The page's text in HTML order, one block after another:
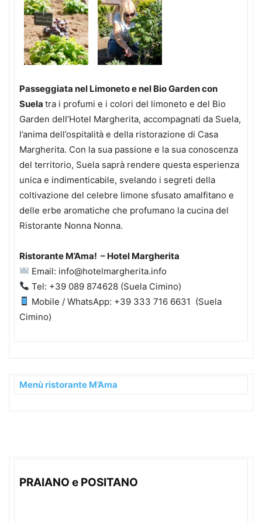
Passeggiata nel Limoneto e nel Bio Garden con
Suela tra i profumi e i colori del limoneto e del Bio
Garden dell’Hotel Margherita, accompagnati da Suela,
l’anima dell’ospitalità e della ristorazione di Casa
Margherita. Con la sua passione e la sua conoscenza
del territorio, Suela saprà rendere questa esperienza
unica e indimenticabile, svelando i segreti della
coltivazione del celebre limone sfusato amalfitano e
delle erbe aromatiche che profumano la cucina del
Ristorante Nonna Nonna.
Ristorante M’Ama! – Hotel Margherita
Email: info@hotelmargherita.info
Tel: +39 089 874628 (Suela Cimino)
Mobile / WhatsApp: +39 333 716 6631 (Suela
Cimino)
Menù ristorante M’Ama
PRAIANO e POSITANO